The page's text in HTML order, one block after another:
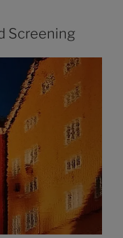
Screening